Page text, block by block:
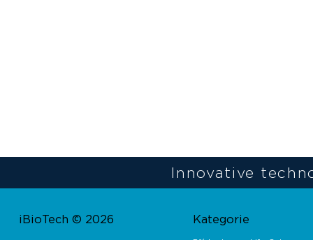
Innovative
iBioTech © 2026 Kategorie